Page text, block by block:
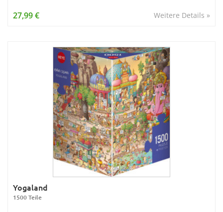
Weitere Details »
27,99 €
Yogaland
1500 Teile